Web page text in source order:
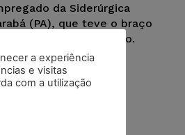
da Siderúrgica
(PA), que teve o braço
acidente de trabalho.
a experiência
e visitas
com a utilização